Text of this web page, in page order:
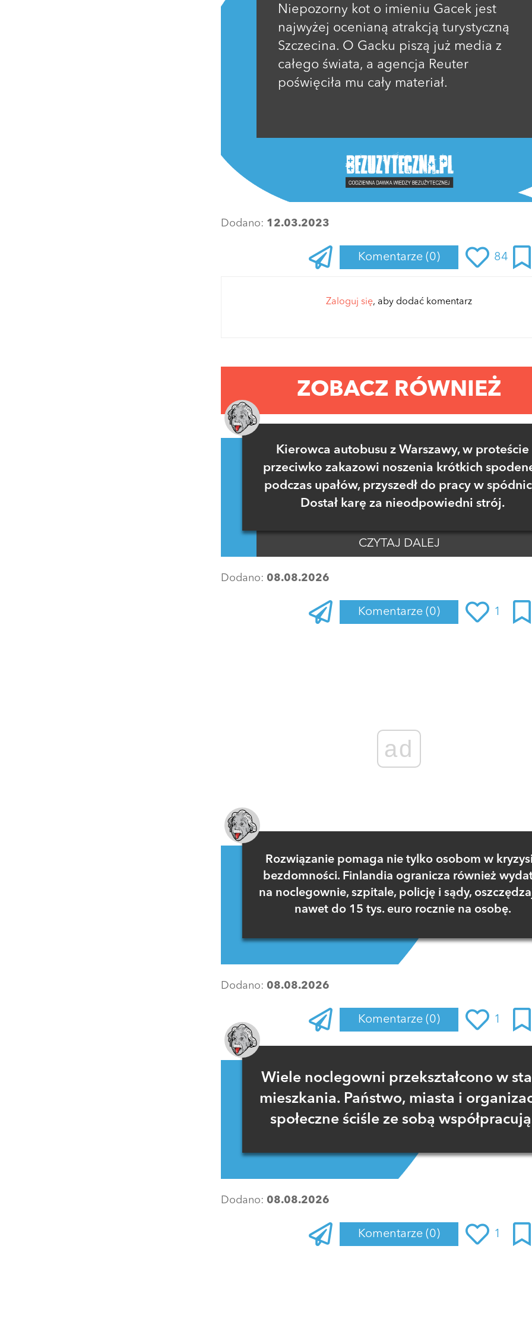
Niepozorny kot o imieniu Gacek jest
najwyżej ocenianą atrakcją turystyczną
Szczecina. O Gacku piszą już media z
całego świata, a agencja Reuter
poświęciła mu cały materiał.
Dodano: 12.03.2023
Komentarze (0) 84
Zaloguj się, aby dodać komentarz
ZOBACZ RÓWNIEŻ
Kierowca autobusu z Warszawy, w proteście
przeciwko zakazowi noszenia krótkich
podczas upałów, przyszedł do pracy w
Dostał karę za nieodpowiedni strój.
CZYTAJ DALEJ
Dodano: 08.08.2026
Komentarze (0) 1
ad
Rozwiązanie pomaga nie tylko osobom w
bezdomności. Finlandia ogranicza również
na noclegownie, szpitale, policję i sądy,
nawet do 15 tys. euro rocznie na osobę.
Dodano: 08.08.2026
Komentarze (0) 1
Wiele noclegowni przekształcono w
mieszkania. Państwo, miasta i
społeczne ściśle ze sobą
Dodano: 08.08.2026
Komentarze (0) 1